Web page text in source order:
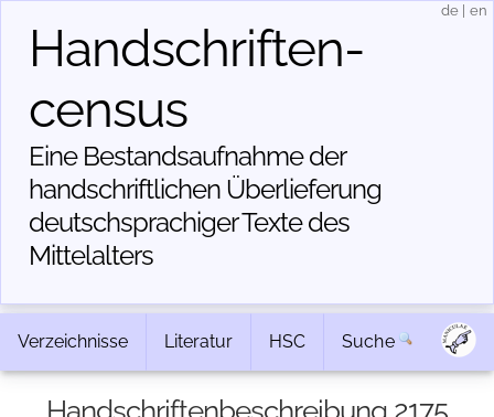
Handschriften­
census
Eine Bestandsaufnahme der
handschriftlichen Über­lieferung
deutschsprachiger Texte des
Mittelalters
de en
Verzeichnisse Literatur HSC Suche
Handschriftenbeschreibung 2175